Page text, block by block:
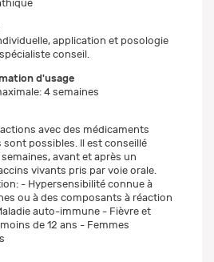
application et posologie
conseil.
d'usage
4 semaines
avec des médicaments
possibles. Il est conseillé
avant et après un
vivants pris par voie orale.
- Hypersensibilité connue à
ou à des composants à réaction
auto-immune - Fièvre et
de 12 ans - Femmes